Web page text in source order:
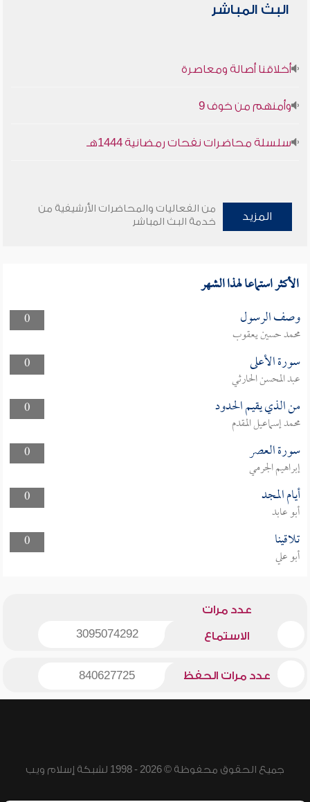
البث المباشر
أخلاقنا أصالة ومعاصرة
وأمنهم من خوف 9
سلسلة محاضرات نفحات رمضانية 1444هـ
المزيد
من الفعاليات والمحاضرات الأرشيفية من
خدمة البث المباشر
الأكثر استماعا لهذا الشهر
0 وصف الرسول
محمد حسين يعقوب
0
سورة الأعلى
عبد المحسن الحارثي
0
من الذي يقيم الحدود
محمد إسماعيل المقدم
0
سورة العصر
إبراهيم الجرمي
0
أيام المجد
أبو عابد
0
تلاقينا
أبو علي
عدد مرات
الاستماع 3095074292
عدد مرات الحفظ 840627725
جميع الحقوق محفوظة © 2026 - 1998 لشبكة إسلام ويب